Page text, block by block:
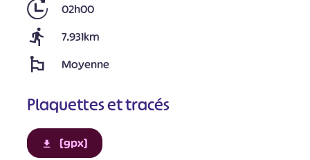
02h00
7.931km
Moyenne
Plaquettes et tracés
[gpx]